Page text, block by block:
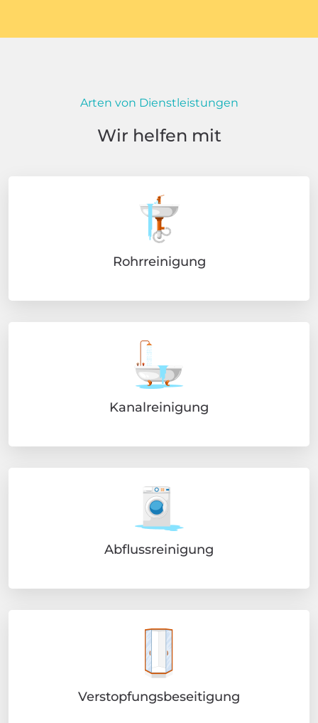
Arten von Dienstleistungen
Wir helfen mit
Rohrreinigung
Kanalreinigung
Abflussreinigung
Verstopfungsbeseitigung